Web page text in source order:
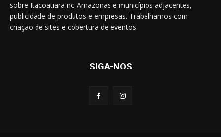
sobre Itacoatiara no Amazonas e municípios adjacentes,
publicidade de produtos e empresas. Trabalhamos com
criação de sites e cobertura de eventos.
SIGA-NOS